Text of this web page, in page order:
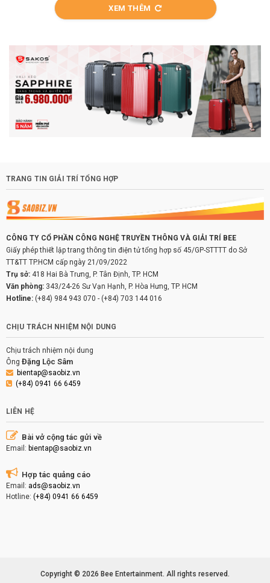
XEM THÊM
TRANG TIN GIẢI TRÍ TỔNG HỢP
CÔNG TY CỔ PHẦN CÔNG NGHỆ TRUYỀN THÔNG VÀ GIẢI TRÍ BEE
Giấy phép thiết lập trang thông tin điện tử tổng hợp số 45/GP-STTTT do Sở
TT&TT TP.HCM cấp ngày 21/09/2022
Trụ sở: 418 Hai Bà Trưng, P. Tân Định, TP. HCM
Văn phòng: 343/24-26 Sư Vạn Hạnh, P. Hòa Hưng, TP. HCM
Hotline: (+84) 984 943 070 - (+84) 703 144 016
CHỊU TRÁCH NHIỆM NỘI DUNG
Chịu trách nhiệm nội dung
Ông Đặng Lộc Sâm
bientap@saobiz.vn
(+84) 0941 66 6459
LIÊN HỆ
Bài vở cộng tác gửi về
Email: bientap@saobiz.vn
Hợp tác quảng cáo
Email: ads@saobiz.vn
Hotline: (+84) 0941 66 6459
Copyright © 2026 Bee Entertainment. All rights reserved.